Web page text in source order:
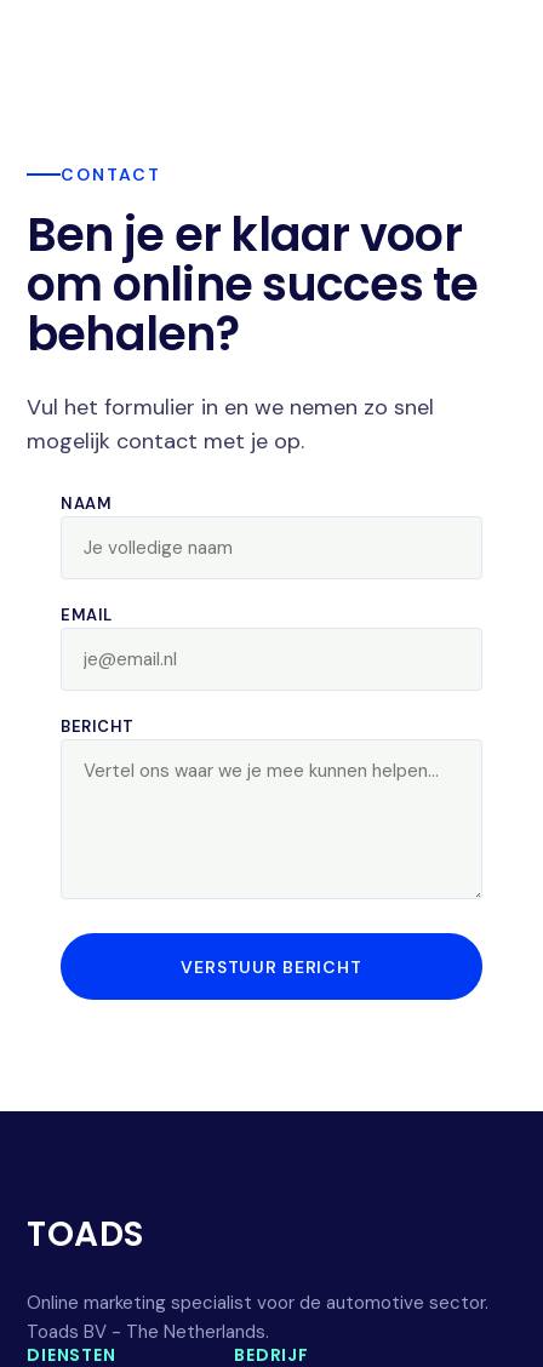
CONTACT
Ben je er klaar voor
om online succes te
behalen?
Vul het formulier in en we nemen zo snel
mogelijk contact met je op.
NAAM
EMAIL
BERICHT
VERSTUUR BERICHT
TOADS
Online marketing specialist voor de automotive sector.
Toads BV - The Netherlands.
DIENSTEN
BEDRIJF